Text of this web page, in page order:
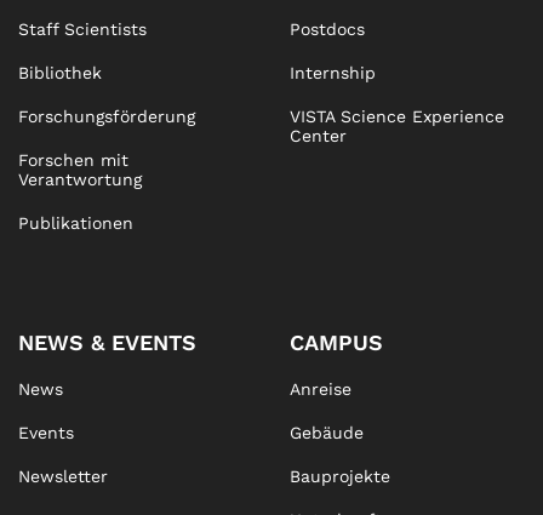
Staff Scientists
Bibliothek
Forschungsförderung
Forschen mit
Verantwortung
Publikationen
Postdocs
Internship
VISTA Science Experience
Center
NEWS & EVENTS
News
Events
Newsletter
CAMPUS
Anreise
Gebäude
Bauprojekte